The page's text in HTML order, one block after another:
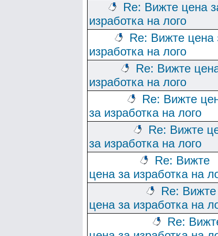
Re: Вижте цена
изработка на лого
Re: Вижте цена
изработка на лого
Re: Вижте
изработка на лого
Re: Вижте
за изработка на лого
Re: Вижте
за изработка на лого
Re: Вижте
цена за изработка на
Re: Вижте
цена за изработка на
Re: